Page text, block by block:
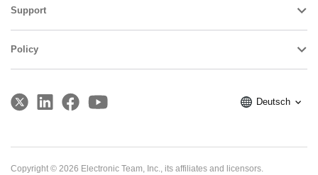
Electronic Team, Inc. uses cookies to personalize your
Support
Policy
Deutsch
Copyright © 2026 Electronic Team, Inc., its affiliates and licensors.